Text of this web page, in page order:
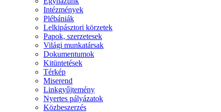
Intézmények
Plébániák
Lelkipásztori körzetek
Papok, szerzetesek
Világi munkatársak
Dokumentumok
Kitüntetések
Térkép
Miserend
Linkgyűjtemény
Nyertes pályázatok
Közbeszerzés